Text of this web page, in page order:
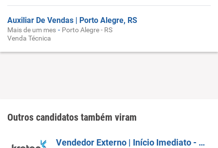
Auxiliar De Vendas | Porto Alegre, RS
Mais de um mes - Porto Alegre - RS
Venda Técnica
Outros candidatos também viram
Vendedor Externo | Início Imediato - SUMARÉ